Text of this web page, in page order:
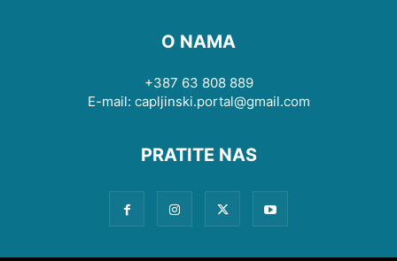
O NAMA
+387 63 808 889
E-mail: capljinski.portal@gmail.com
PRATITE NAS